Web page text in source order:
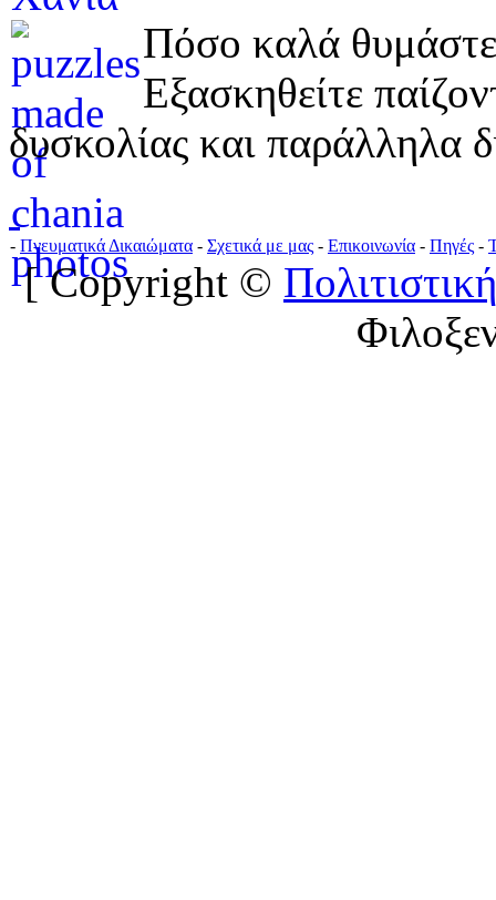
Πόσο καλά
Εξασκηθείτε
δυσκολίας και παράλληλα
- Πνευματικά Δικαιώματα - Σχετικά με μας - Επικοινωνία - Πηγές -
[ Copyright ©